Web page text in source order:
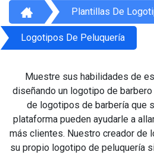
Plantillas De
Logotipos De Peluquería
Muestre sus habilidades de
diseñando un logotipo de
de logotipos de barbería que
plataforma pueden ayudarle a
más clientes. Nuestro creador de
su propio logotipo de peluquería